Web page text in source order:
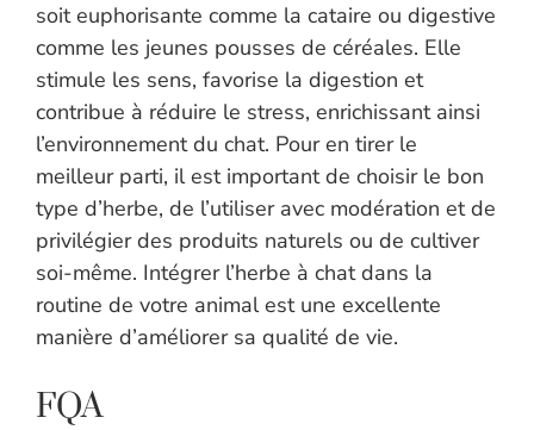
soit euphorisante comme la cataire ou digestive
comme les jeunes pousses de céréales. Elle
stimule les sens, favorise la digestion et
contribue à réduire le stress, enrichissant ainsi
l’environnement du chat. Pour en tirer le
meilleur parti, il est important de choisir le bon
type d’herbe, de l’utiliser avec modération et de
privilégier des produits naturels ou de cultiver
soi-même. Intégrer l’herbe à chat dans la
routine de votre animal est une excellente
manière d’améliorer sa qualité de vie.
FQA